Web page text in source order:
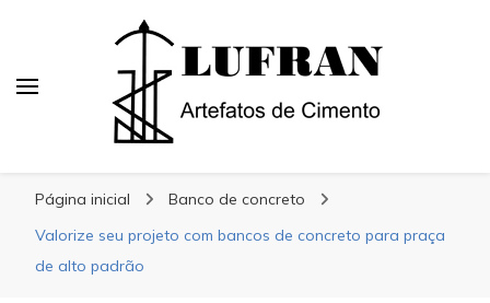
Página inicial
Banco de concreto
Valorize seu projeto com bancos de concreto para praça
de alto padrão